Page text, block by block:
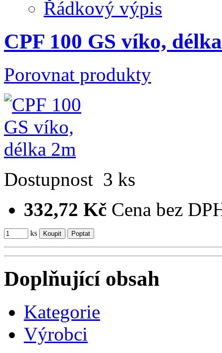
Řádkový výpis
CPF 100 GS víko,
Porovnat produkty
Dostupnost 3 ks
332,72 Kč Cena bez
ks
Doplňující obsah
Kategorie
Výrobci